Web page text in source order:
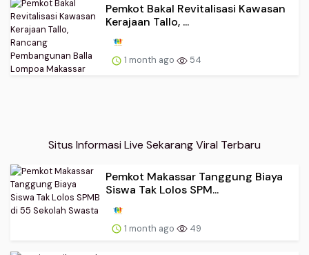
Pemkot Bakal Revitalisasi Kawasan
Kerajaan Tallo, ...
1 month ago 54
Situs Informasi Live Sekarang Viral Terbaru
Pemkot Makassar Tanggung Biaya
Siswa Tak Lolos SPM...
1 month ago 49